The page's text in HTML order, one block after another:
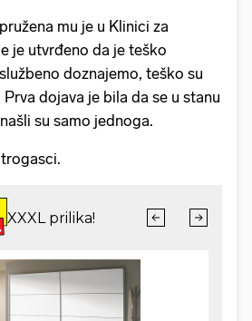
mu je u Klinici za
je utvrđeno da je teško
doznajemo, teško su
dojava je bila da se u stanu
su samo jednoga.